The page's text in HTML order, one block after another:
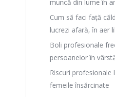
muncă din lume în
Cum să faci față
lucrezi afară, în aer
Boli profesionale
persoanelor în
Riscuri profesionale
femeile însărcinate